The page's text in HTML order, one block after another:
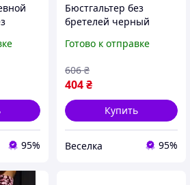
95%
Бюстгальтер без
бретелей черный
Push Up для женщин
Готово к отправке
404₴
606 ₴
Купить
Веселка 95%